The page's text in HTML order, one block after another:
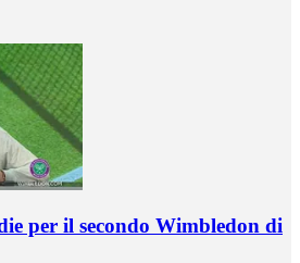
per il secondo Wimbledon di